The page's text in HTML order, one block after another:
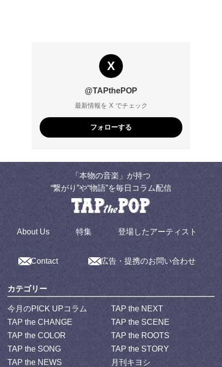
X
@TAPthePOP
最新情報を X でチェック
フォローする
「本物の音楽」が持つ
“繋がり”や“物語”を毎日コラム配信
About Us 特集 登場したアーティスト
Contact 広告・提携のお問い合わせ
カテゴリー
今月のPICK UPコラム
TAP the NEXT
TAP the CHANGE
TAP the SCENE
TAP the COLOR
TAP the ROOTS
TAP the SONG
TAP the STORY
TAP the NEWS
月刊キヨシ